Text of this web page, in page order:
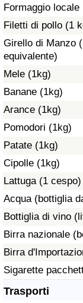
Formaggio locale
Filetti di pollo (1
Girello di Manzo
equivalente)
Mele (1kg)
Banane (1kg)
Arance (1kg)
Pomodori (1kg)
Patate (1kg)
Cipolle (1kg)
Lattuga (1 cespo)
Acqua (bottiglia
Bottiglia di vino
Birra nazionale
Birra
Sigarette
Trasporti
Indice
Indice
Nazione
Inquinamento
Indice
Indice di
Indice
Traffico
Indice del
Indice del
Indice del